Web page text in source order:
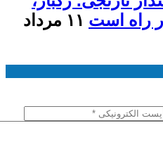
راه است
۱۱ مرداد